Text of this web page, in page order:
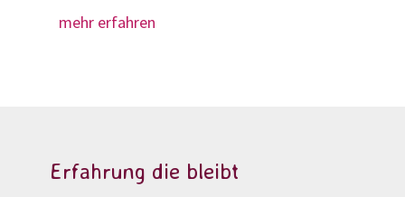
mehr erfahren
Erfahrung die bleibt